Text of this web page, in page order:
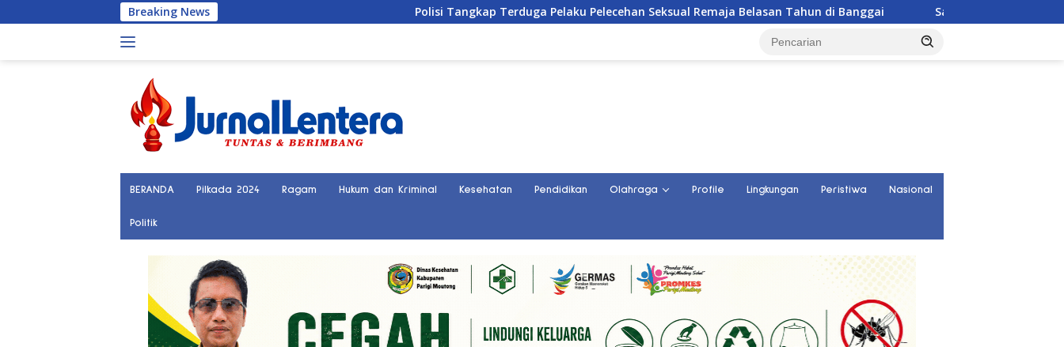
ke
Breaking News Polisi Tangkap Terduga Pelaku Pelecehan Seksual Remaja Belasan Tahun di Banggai Satresnarkoba Polres Parigi
BERANDA Pilkada 2024 Ragam Hukum dan Kriminal Kesehatan Pendidikan Olahraga Profile Lingkungan Peristiwa Nasional
Politik